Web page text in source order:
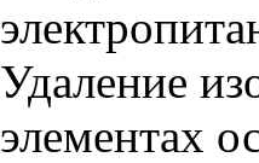
Удаление
элементах